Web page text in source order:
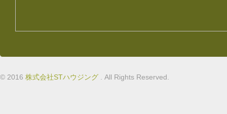
© 2016 株式会社STハウジング . All Rights Reserved.